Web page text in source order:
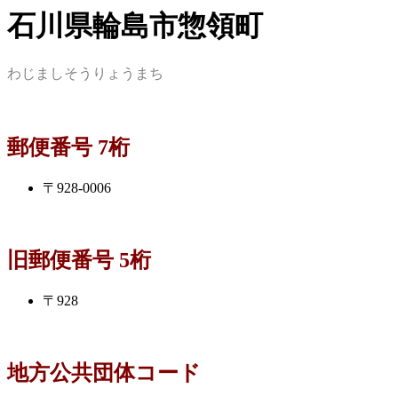
石川県輪島市惣領町
わじましそうりょうまち
郵便番号 7桁
〒928-0006
旧郵便番号 5桁
〒928
地方公共団体コード